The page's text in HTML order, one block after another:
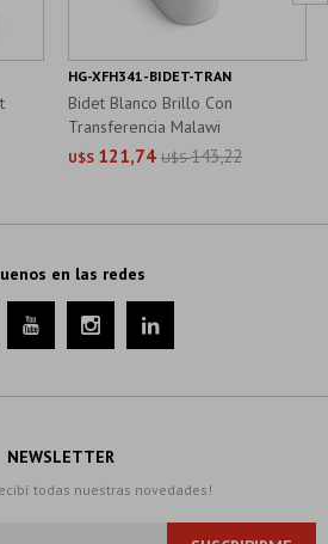
Bidet Blanco Brillo Con
Transferencia Malawi
54.5X41.5X35.5
U$S 121,74 U$S 143,22
HG-XFH341-BIDET-TRAN
en las redes
  
NEWSLETTER
todas nuestras novedades!